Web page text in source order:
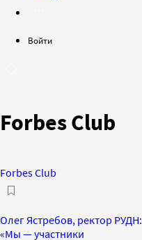
Войти
Forbes Club
Forbes Club
Олег Ястребов, ректор РУДН:
«Мы — участники